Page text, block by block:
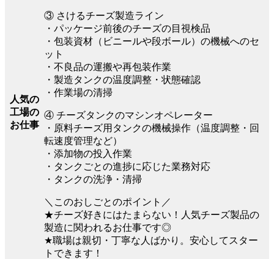
人気の
工場の
お仕事
③ さけるチーズ製造ライン
・パッケージ前後のチーズの目視検品
・包装資材（ビニールや段ボール）の機械へのセ
ット
・不良品の運搬や再包装作業
・製造タンクの温度調整・状態確認
・作業場の清掃
④ チーズタンクのマシンオペレーター
・原料チーズ用タンクの機械操作（温度調整・回
転速度管理など）
・添加物の投入作業
・タンクごとの進捗に応じた業務対応
・タンクの洗浄・清掃
＼このおしごとのポイント／
★チーズ好きにはたまらない！人気チーズ製品の
製造に関われるお仕事です◎
★職場は親切・丁寧な人ばかり。安心してスター
トできます！